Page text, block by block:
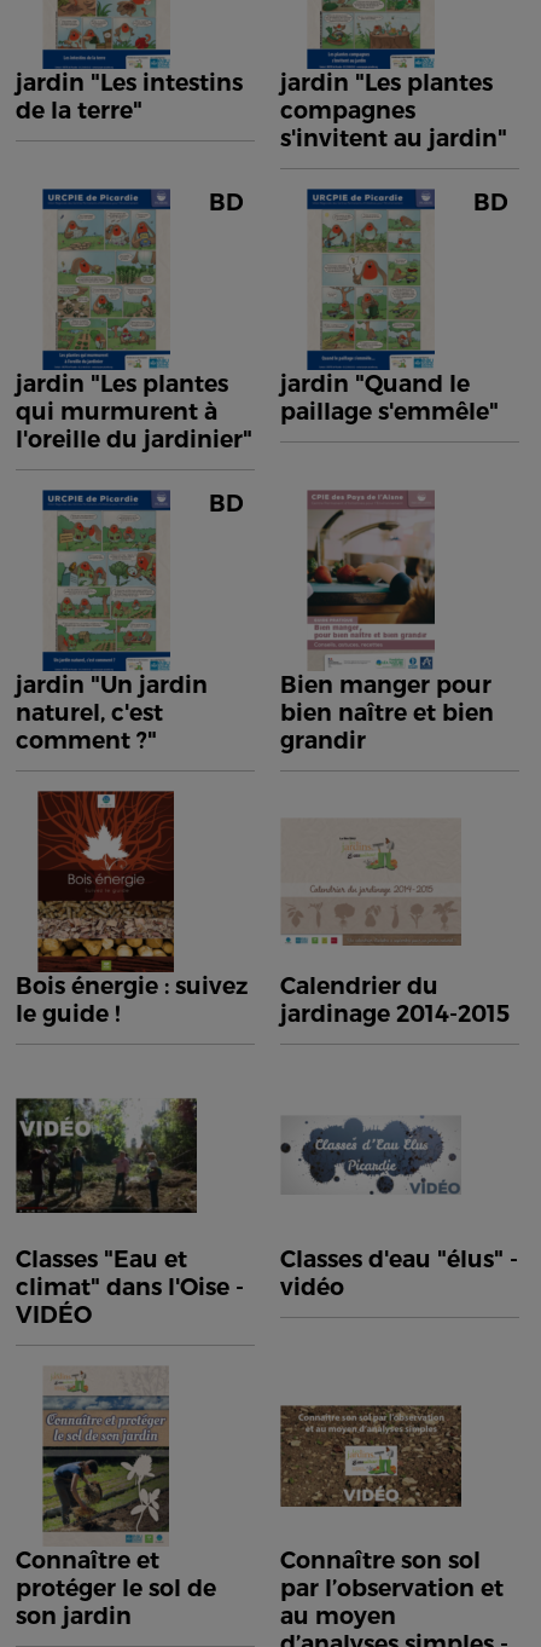
jardin "Les intestins
de la terre"
jardin "Les plantes
compagnes
s'invitent au jardin"
BD
jardin "Les plantes
qui murmurent à
l'oreille du jardinier"
BD
jardin "Quand le
paillage s'emmêle"
BD
jardin "Un jardin
naturel, c'est
comment ?"
Bien manger pour
bien naître et bien
grandir
Bois énergie : suivez
le guide !
Calendrier du
jardinage 2014-2015
Classes "Eau et
climat" dans l'Oise -
VIDÉO
Classes d'eau "élus" -
vidéo
Connaître et
protéger le sol de
son jardin
Connaître son sol
par l’observation et
au moyen